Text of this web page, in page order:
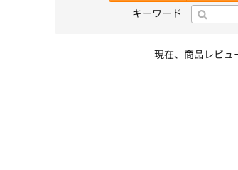
キーワード
現在、商品レビュ